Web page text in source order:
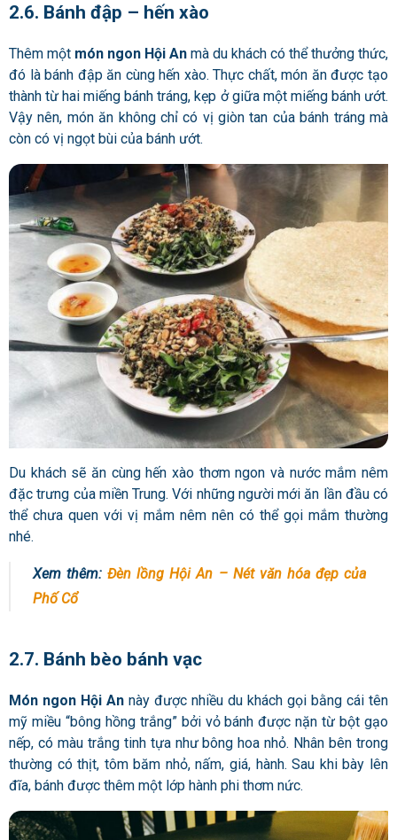
2.6. Bánh đập – hến xào
Thêm một món ngon Hội An mà du khách có thể thưởng thức,
đó là bánh đập ăn cùng hến xào. Thực chất, món ăn được tạo
thành từ hai miếng bánh tráng, kẹp ở giữa một miếng bánh ướt.
Vậy nên, món ăn không chỉ có vị giòn tan của bánh tráng mà
còn có vị ngọt bùi của bánh ướt.
Du khách sẽ ăn cùng hến xào thơm ngon và nước mắm nêm
đặc trưng của miền Trung. Với những người mới ăn lần đầu có
thể chưa quen với vị mắm nêm nên có thể gọi mắm thường
nhé.
Xem thêm:Đèn lồng Hội An – Nét văn hóa đẹp của
Phố Cổ
2.7. Bánh bèo bánh vạc
Món ngon Hội An này được nhiều du khách gọi bằng cái tên
mỹ miều “bông hồng trắng” bởi vỏ bánh được nặn từ bột gạo
nếp, có màu trắng tinh tựa như bông hoa nhỏ. Nhân bên trong
thường có thịt, tôm băm nhỏ, nấm, giá, hành. Sau khi bày lên
đĩa, bánh được thêm một lớp hành phi thơm nức.